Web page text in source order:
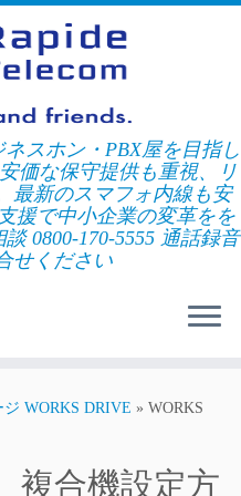
スホン・PBX屋を目指し
価な保守提供も重視、リ
最新のスマフォ内線も安
援で中小企業の変革をを
0800-170-5555 通話録音
せください
WORKS DRIVE » WORKS
複合機設定方